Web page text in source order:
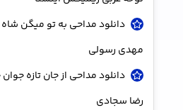
دانلود مداحی به تو میگن
مهدی رسولی
دانلود مداحی از جان تازه
رضا سجادی